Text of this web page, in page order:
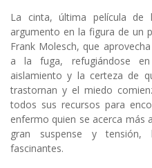
La cinta, última película de
argumento en la figura de un
Frank Molesch, que
a la fuga, refugiándose
aislamiento y la certeza de
trastornan y el miedo
todos sus recursos para
enfermo quien se acerca más
gran suspense y
fascinantes.